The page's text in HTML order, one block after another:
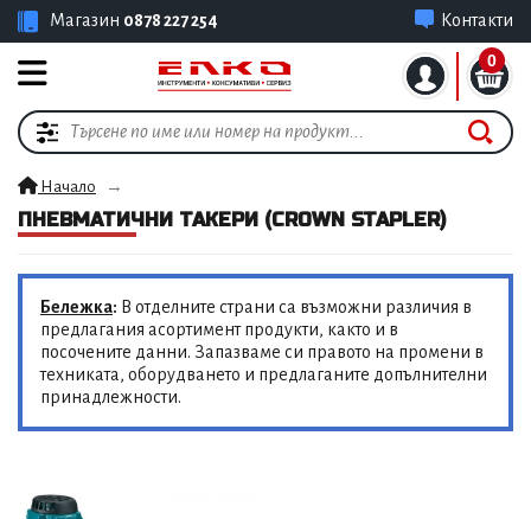
Магазин 0878 227 254 Контакти
0
Начало
ПНЕВМАТИЧНИ ТАКЕРИ (CROWN STAPLER)
Бележка: В отделните страни са възможни различия в
предлагания асортимент продукти, както и в
посочените данни. Запазваме си правото на промени в
техниката, оборудването и предлаганите допълнителни
принадлежности.